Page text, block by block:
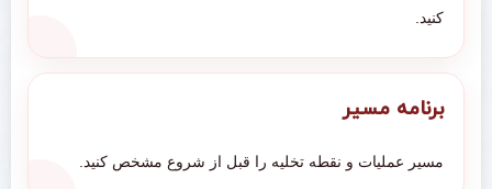
کنید.
برنامه مسیر
مسیر عملیات و نقطه تخلیه را قبل از شروع مشخص کنید.